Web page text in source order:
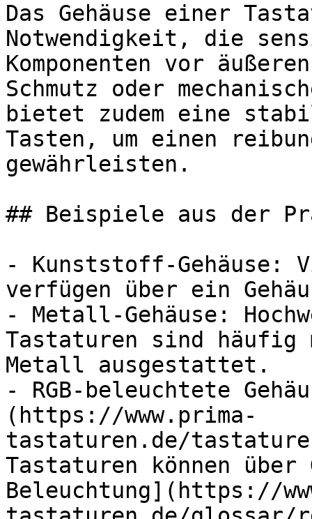
Das Gehäuse einer
Notwendigkeit, die
Komponenten vor
Schmutz oder
bietet zudem eine
Tasten, um einen
gewährleisten.
## Beispiele aus der
- Kunststoff-Gehäuse:
verfügen über ein
- Metall-Gehäuse:
Tastaturen sind häufig
Metall ausgestattet.
- RGB-beleuchtete
(https://www.prima-
tastaturen.de/
Tastaturen können über
Beleuchtung](https://